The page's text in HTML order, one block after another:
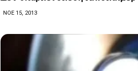
ΝΟΕ 15, 2013